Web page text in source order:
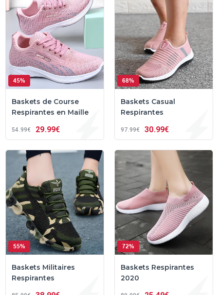
45%
Baskets de Course
Respirantes en Maille
54 99€ 29 99€
68%
Baskets Casual
Respirantes
97 99€ 30 99€
55%
Baskets Militaires
Respirantes
72%
Baskets Respirantes
2020